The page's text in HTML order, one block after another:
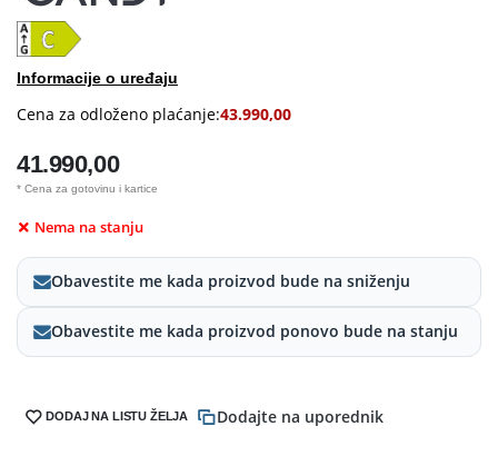
Informacije o uređaju
Cena za odloženo plaćanje:43.990,00
41.990,00
* Cena za gotovinu i kartice
Nema na stanju
Obavestite me kada proizvod bude na sniženju
Obavestite me kada proizvod ponovo bude na stanju
DODAJ NA LISTU ŽELJA Dodajte na uporednik